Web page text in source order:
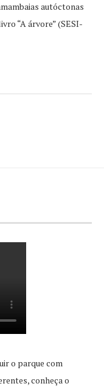
autóctonas
“A árvore” (SESI-
o parque com
conheça o